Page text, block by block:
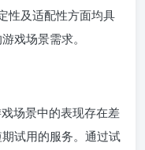
性及适配性方面均具
戏场景需求。
场景中的表现存在差
试用的服务。通过试